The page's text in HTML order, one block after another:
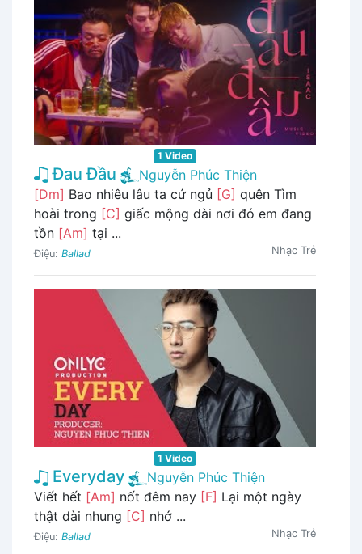
1 Video
Đau Đầu
Nguyễn Phúc Thiện
[Dm] Bao nhiêu lâu ta cứ ngủ [G] quên Tìm
hoài trong [C] giấc mộng dài nơi đó em đang
tồn [Am] tại ...
Điệu: Ballad Nhạc Trẻ
1 Video
Everyday
Nguyễn Phúc Thiện
Viết hết [Am] nốt đêm nay [F] Lại một ngày
thật dài nhung [C] nhớ ...
Điệu: Ballad Nhạc Trẻ